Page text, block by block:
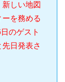
新しい地図
を務める
のゲスト
日発表さ